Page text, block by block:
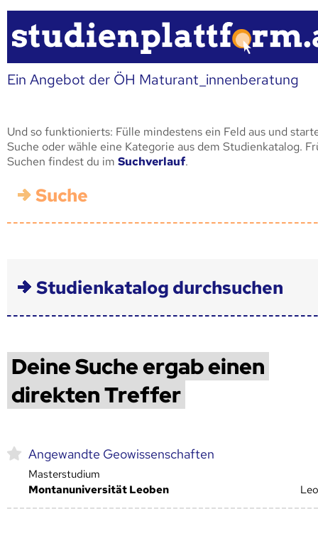
Ein Angebot der ÖH Maturant_innenberatung
Und so funktionierts: Fülle mindestens ein Feld aus und
Suche oder wähle eine Kategorie aus dem Studienkatalog.
Suchen findest du im Suchverlauf.
Suche
Studienkatalog durchsuchen
Deine Suche ergab einen
direkten Treffer
Angewandte Geowissenschaften
Masterstudium
Montanuniversität Leoben